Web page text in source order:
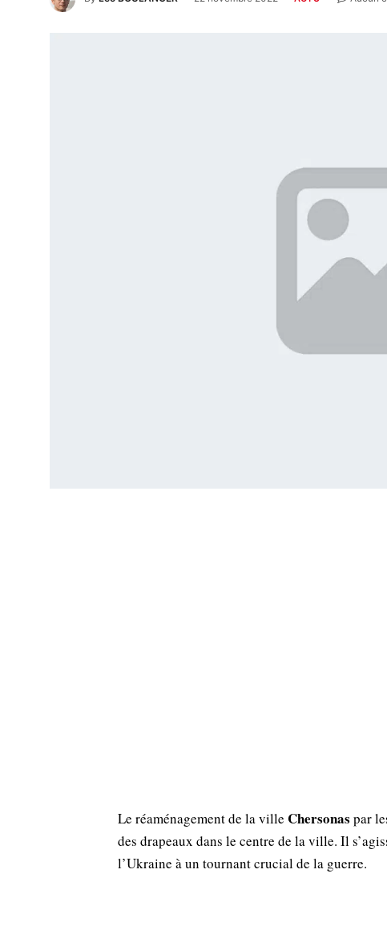
Le réaménagement de la ville Chersonas par
des drapeaux dans le centre de la ville. Il
l’Ukraine à un tournant crucial de la guerre.